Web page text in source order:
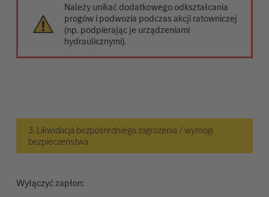
Należy unikać dodatkowego odkształcania
progów i podwozia podczas akcji ratowniczej
(np. podpierając je urządzeniami
hydraulicznymi).
3. Likwidacja bezpośredniego zagrożenia / wymogi
bezpieczeństwa
Wyłączyć zapłon: